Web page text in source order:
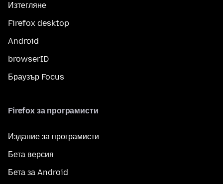
Изтегляне
Firefox desktop
Android
browserID
Браузър Focus
Firefox за програмисти
Издание за програмисти
Бета версия
Бета за Android